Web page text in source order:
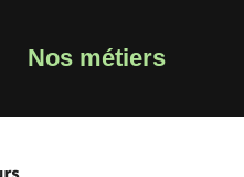
Nos métiers